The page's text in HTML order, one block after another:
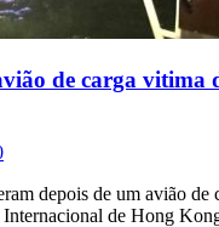
de carga vitima
depois de um avião de
de Hong